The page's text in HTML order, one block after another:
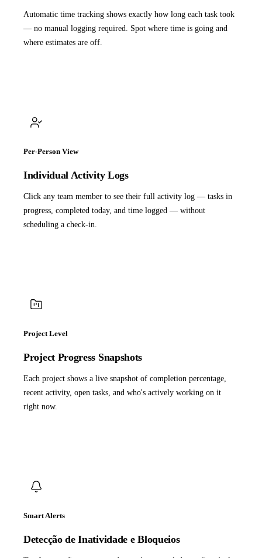
Automatic time tracking shows exactly how long each task took
— no manual logging required. Spot where time is going and
where estimates are off.
Per-Person View
Individual Activity Logs
Click any team member to see their full activity log — tasks in
progress, completed today, and time logged — without
scheduling a check-in.
Project Level
Project Progress Snapshots
Each project shows a live snapshot of completion percentage,
recent activity, open tasks, and who's actively working on it
right now.
Smart Alerts
Detecção de Inatividade e Bloqueios